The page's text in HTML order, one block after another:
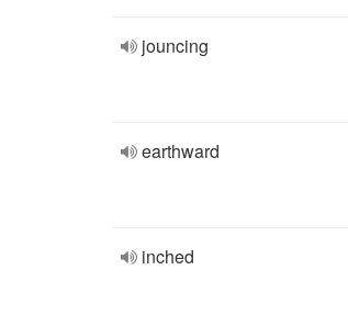
jouncing
earthward
inched